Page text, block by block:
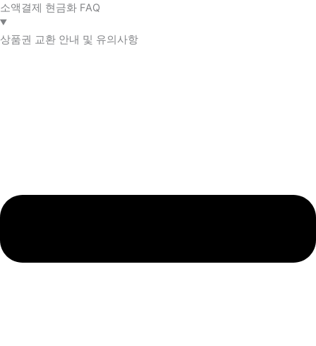
소액결제 현금화 FAQ​
상품권 교환 안내 및 유의사항